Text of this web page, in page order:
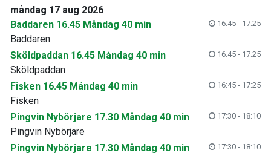
måndag 17 aug 2026
Baddaren 16.45 Måndag 40 min
16:45 - 17:25
Baddaren
Sköldpaddan 16.45 Måndag 40 min
16:45 - 17:25
Sköldpaddan
Fisken 16.45 Måndag 40 min
16:45 - 17:25
Fisken
Pingvin Nybörjare 17.30 Måndag 40 min
17:30 - 18:10
Pingvin Nybörjare
Pingvin Nybörjare 17.30 Måndag 40 min
17:30 - 18:10